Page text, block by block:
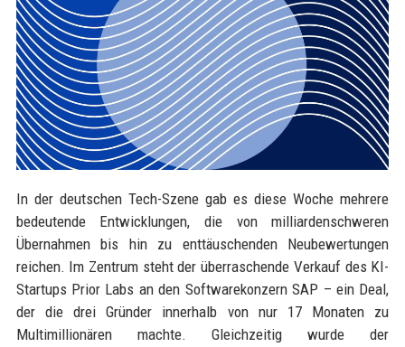
In der deutschen Tech-Szene gab es diese Woche mehrere
bedeutende Entwicklungen, die von milliardenschweren
Übernahmen bis hin zu enttäuschenden Neubewertungen
reichen. Im Zentrum steht der überraschende Verkauf des KI-
Startups Prior Labs an den Softwarekonzern SAP – ein Deal,
der die drei Gründer innerhalb von nur 17 Monaten zu
Multimillionären machte. Gleichzeitig wurde der